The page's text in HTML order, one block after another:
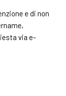
e di non
via e-